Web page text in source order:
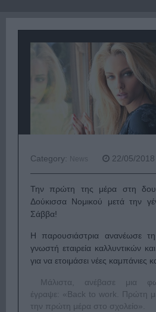
Category: News 22/05/2018
Την πρώτη της μέρα στη
Δούκισσα Νομικού μετά την
Σάββα!
Η παρουσιάστρια ανανέωσε
γνωστή εταιρεία καλλυντικών
για να ετοιμάσει νέες καμπάνιες
Μάλιστα, ανέβασε μια
έγραψε: «Back to work. Πρώτη
την πρώτη μέρα στο σχολείο».